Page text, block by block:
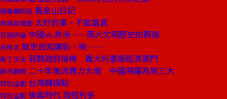
總編輯的話 舊金山日記
商場自慢塾 太好的事，不能當真
石頭評論 中國vs.非洲——兩大文明歷史的再遇
去梯言 獄吏尚知廉恥，唉……
馬丁沃夫 弱勢政府接棒 義大利重振經濟罩門
房市觀察 二十年後消費力大增 中國將躍為第三大
特別企劃 台灣轉捩點
特別企劃 後扁時代 政經利多